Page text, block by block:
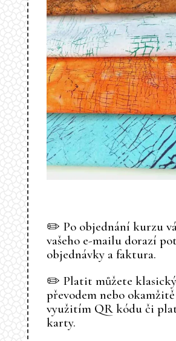
✏️ Po objednání kurzu
vašeho e-mailu dorazí
objednávky a faktura.
✏️ Platit můžete
převodem nebo okamžitě
využitím QR kódu či
karty.